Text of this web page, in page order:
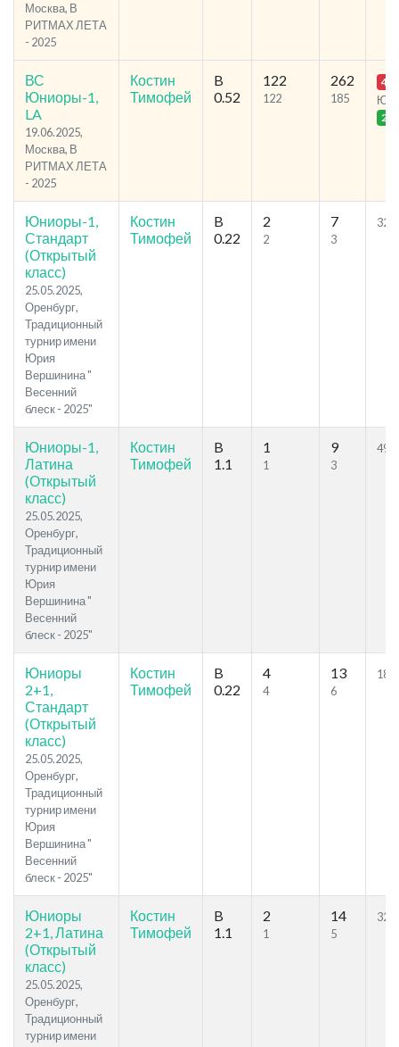
Москва, В
РИТМАХ ЛЕТА
- 2025
ВС
Юниоры-1,
LA
19.06.2025,
Москва, В
РИТМАХ ЛЕТА
- 2025
Костин
Тимофей
B
0.52
122
122
262
185
26
Юниоры-1,
Стандарт
(Открытый
класс)
25.05.2025,
Оренбург,
Традиционный
турнир имени
Юрия
Вершинина "
Весенний
блеск - 2025"
Костин
Тимофей
B
0.22
2
2
7
3
Юниоры-1,
Латина
(Открытый
класс)
25.05.2025,
Оренбург,
Традиционный
турнир имени
Юрия
Вершинина "
Весенний
блеск - 2025"
Костин
Тимофей
B
1.1
1
1
9
3
49.1
Юниоры
2+1,
Стандарт
(Открытый
класс)
25.05.2025,
Оренбург,
Традиционный
турнир имени
Юрия
Вершинина "
Весенний
блеск - 2025"
Костин
Тимофей
B
0.22
4
4
13
6
Юниоры
2+1, Латина
(Открытый
класс)
25.05.2025,
Оренбург,
Традиционный
турнир имени
Костин
Тимофей
B
1.1
2
1
14
5